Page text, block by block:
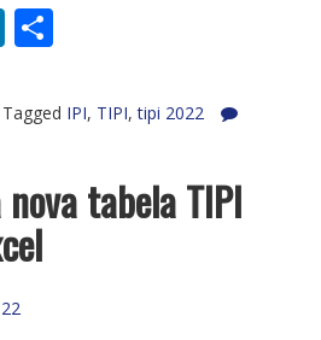
LinkedIn
Tagged IPI, TIPI,tipi 2022
tabela TIPI